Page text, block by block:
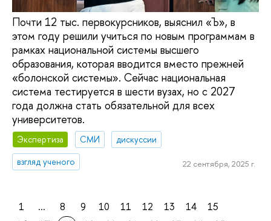
Почти 12 тыс. первокурсников, выяснил «Ъ», в
этом году решили учиться по новым программам в
рамках национальной системы высшего
образования, которая вводится вместо прежней
«болонской системы». Сейчас национальная
система тестируется в шести вузах, но с 2027
года должна стать обязательной для всех
университетов.
Экспертиза СМИ
дискуссии
взгляд ученого
22 сентября, 2025 г.
1 ... 8 9 10 11 12 13 14
15